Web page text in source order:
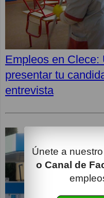
Únete a nuestro
o Canal de
Empleos en Clece:
presentar tu
entrevista